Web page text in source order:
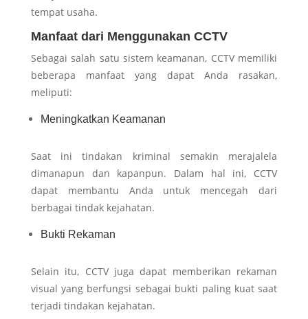
tempat usaha.
Manfaat dari Menggunakan CCTV
Sebagai salah satu sistem keamanan, CCTV memiliki
beberapa manfaat yang dapat Anda rasakan,
meliputi:
Meningkatkan Keamanan
Saat ini tindakan kriminal semakin merajalela
dimanapun dan kapanpun. Dalam hal ini, CCTV
dapat membantu Anda untuk mencegah dari
berbagai tindak kejahatan.
Bukti Rekaman
Selain itu, CCTV juga dapat memberikan rekaman
visual yang berfungsi sebagai bukti paling kuat saat
terjadi tindakan kejahatan.